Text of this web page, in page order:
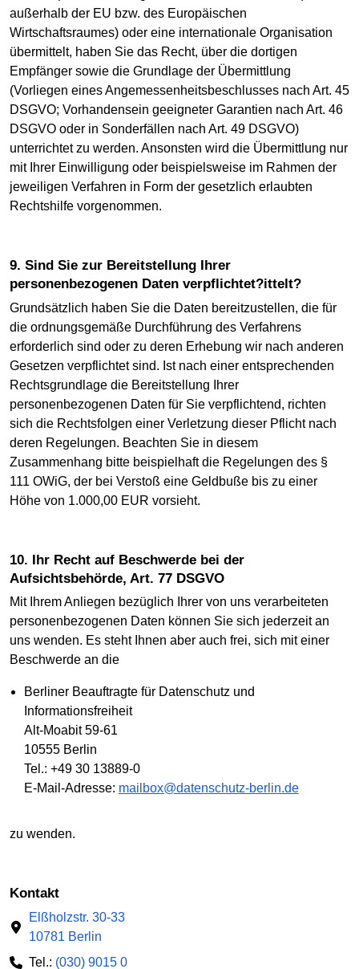
außerhalb der EU bzw. des Europäischen
Wirtschaftsraumes) oder eine internationale Organisation
übermittelt, haben Sie das Recht, über die dortigen
Empfänger sowie die Grundlage der Übermittlung
(Vorliegen eines Angemessenheitsbeschlusses nach Art. 45
DSGVO; Vorhandensein geeigneter Garantien nach Art. 46
DSGVO oder in Sonderfällen nach Art. 49 DSGVO)
unterrichtet zu werden. Ansonsten wird die Übermittlung nur
mit Ihrer Einwilligung oder beispielsweise im Rahmen der
jeweiligen Verfahren in Form der gesetzlich erlaubten
Rechtshilfe vorgenommen.
9. Sind Sie zur Bereitstellung Ihrer
personenbezogenen Daten verpflichtet?ittelt?
Grundsätzlich haben Sie die Daten bereitzustellen, die für
die ordnungsgemäße Durchführung des Verfahrens
erforderlich sind oder zu deren Erhebung wir nach anderen
Gesetzen verpflichtet sind. Ist nach einer entsprechenden
Rechtsgrundlage die Bereitstellung Ihrer
personenbezogenen Daten für Sie verpflichtend, richten
sich die Rechtsfolgen einer Verletzung dieser Pflicht nach
deren Regelungen. Beachten Sie in diesem
Zusammenhang bitte beispielhaft die Regelungen des §
111 OWiG, der bei Verstoß eine Geldbuße bis zu einer
Höhe von 1.000,00 EUR vorsieht.
10. Ihr Recht auf Beschwerde bei der
Aufsichtsbehörde, Art. 77 DSGVO
Mit Ihrem Anliegen bezüglich Ihrer von uns verarbeiteten
personenbezogenen Daten können Sie sich jederzeit an
uns wenden. Es steht Ihnen aber auch frei, sich mit einer
Beschwerde an die
Berliner Beauftragte für Datenschutz und
Informationsfreiheit
Alt-Moabit 59-61
10555 Berlin
Tel.: +49 30 13889-0
E-Mail-Adresse: mailbox@datenschutz-berlin.de
zu wenden.
Kontakt
Elßholzstr. 30-33
10781 Berlin
Tel.: (030) 9015 0